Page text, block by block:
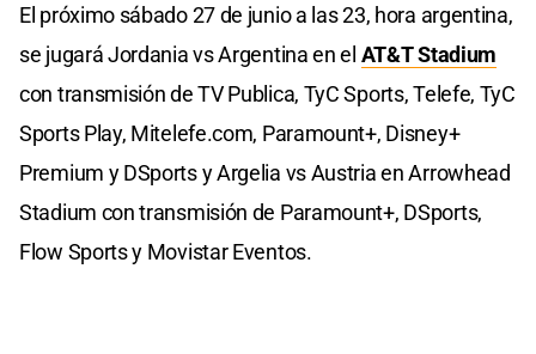
El próximo sábado 27 de junio a las 23, hora argentina,
se jugará Jordania vs Argentina en el AT&T Stadium
con transmisión de TV Publica, TyC Sports, Telefe, TyC
Sports Play, Mitelefe.com, Paramount+, Disney+
Premium y DSports y Argelia vs Austria en Arrowhead
Stadium con transmisión de Paramount+, DSports,
Flow Sports y Movistar Eventos.